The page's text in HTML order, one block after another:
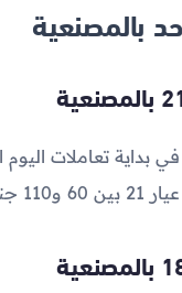
بالمصنعية
جنيه